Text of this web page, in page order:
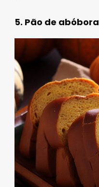
5. Pão de abóbora